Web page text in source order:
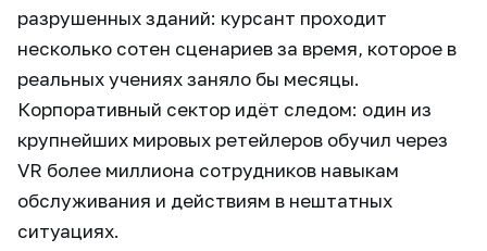
разрушенных зданий: курсант проходит
несколько сотен сценариев за время, которое в
реальных учениях заняло бы месяцы.
Корпоративный сектор идёт следом: один из
крупнейших мировых ретейлеров обучил через
VR более миллиона сотрудников навыкам
обслуживания и действиям в нештатных
ситуациях.